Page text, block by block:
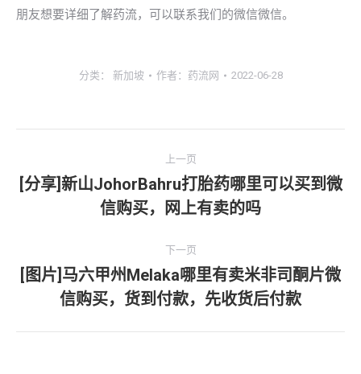
朋友想要详细了解药流，可以联系我们的微信微信。
分类： 新加坡 作者： 药流网 2022-06-28
章
上一页
上
一
[分享]新山JohorBahru打胎药哪里可以买到微
信购买，网上有卖的吗
下一页
下
一
文
[图片]马六甲州Melaka哪里有卖米非司酮片微
信购买，货到付款，先收货后付款